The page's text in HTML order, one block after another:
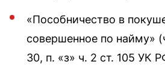
«Пособничество в
совершенное по найму»
30, п. «з» ч. 2 ст. 105 УК